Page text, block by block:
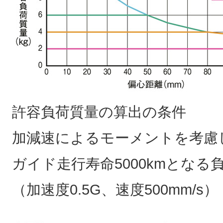
許容負荷質量の算出の条件
加減速によるモーメントを考慮
ガイド走行寿命5000kmとなる
（加速度0.5G、速度500mm/s）